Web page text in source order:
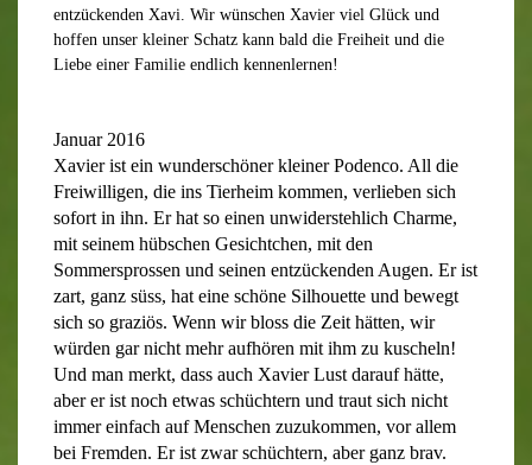
entzückenden Xavi. Wir wünschen Xavier viel Glück und
hoffen unser kleiner Schatz kann bald die Freiheit und die
Liebe einer Familie endlich kennenlernen!
Januar 2016
Xavier ist ein wunderschöner kleiner Podenco. All die
Freiwilligen, die ins Tierheim kommen, verlieben sich
sofort in ihn. Er hat so einen unwiderstehlich Charme,
mit seinem hübschen Gesichtchen, mit den
Sommersprossen und seinen entzückenden Augen. Er ist
zart, ganz süss, hat eine schöne Silhouette und bewegt
sich so graziös. Wenn wir bloss die Zeit hätten, wir
würden gar nicht mehr aufhören mit ihm zu kuscheln!
Und man merkt, dass auch Xavier Lust darauf hätte,
aber er ist noch etwas schüchtern und traut sich nicht
immer einfach auf Menschen zuzukommen, vor allem
bei Fremden. Er ist zwar schüchtern, aber ganz brav.